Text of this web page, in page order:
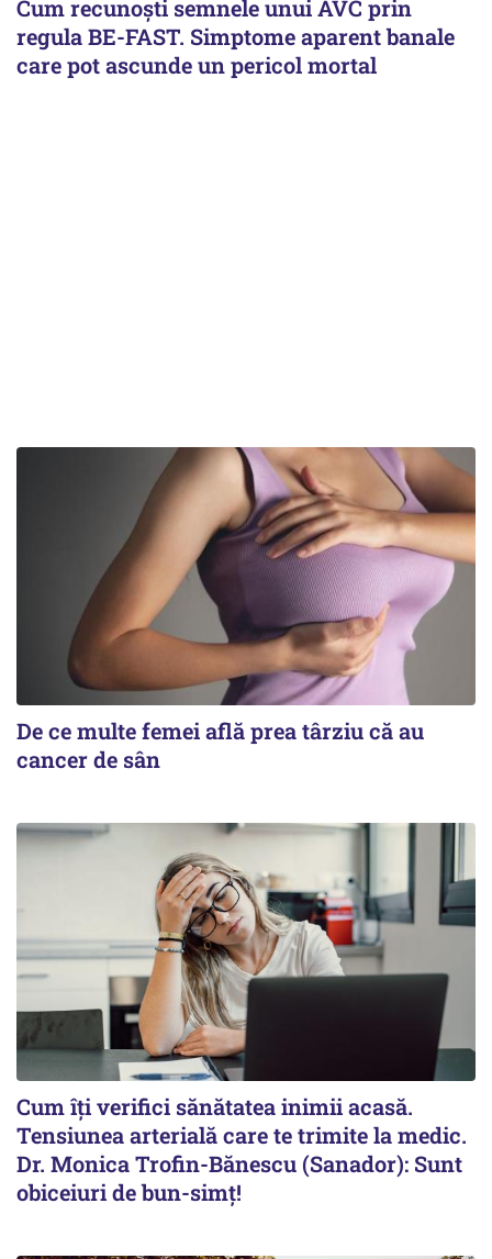
Cum recunoști semnele unui AVC prin
regula BE-FAST. Simptome aparent banale
care pot ascunde un pericol mortal
De ce multe femei află prea târziu că au
cancer de sân
Cum îți verifici sănătatea inimii acasă.
Tensiunea arterială care te trimite la medic.
Dr. Monica Trofin-Bănescu (Sanador): Sunt
obiceiuri de bun-simț!